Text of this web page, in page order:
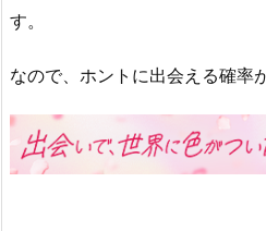
す。
なので、ホントに出会える確率